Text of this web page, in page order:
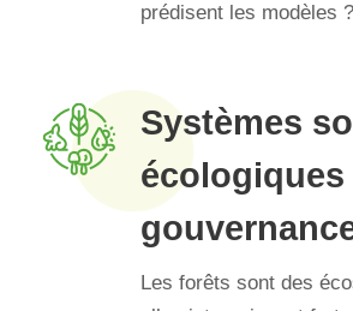
prédisent les modèles ?
Systèmes
écologiques
Les forêts sont des